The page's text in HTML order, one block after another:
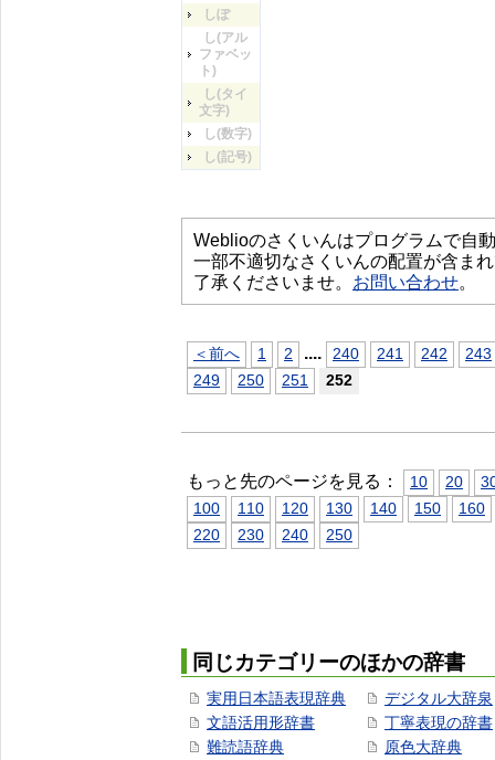
しぽ
し(アル
ファベッ
ト)
し(タイ
文字)
し(数字)
し(記号)
Weblioのさくいんはプログラムで自
一部不適切なさくいんの配置が含ま
了承くださいませ。 お問い合わせ。
＜前へ 1 2 .... 240 241 242
243
249
250 251 252
もっと先のページを見る： 10 20
100
110 120 130 140 150
160
220
230 240 250
同じカテゴリーのほかの辞書
実用日本語表現辞典
文語活用形辞書
難読語辞典
デジタル大辞泉
丁寧表現の辞書
原色大辞典